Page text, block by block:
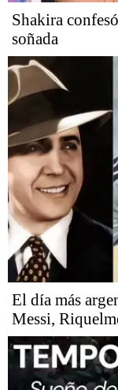
Shakira
soñada
El día más
Messi,